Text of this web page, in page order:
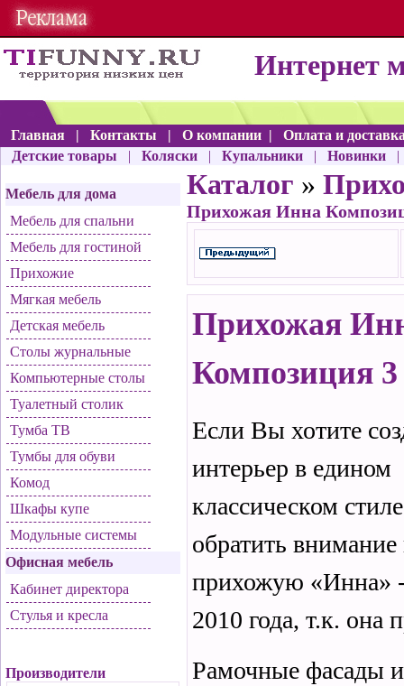
Интернет
Главная | Контакты | О компании |
Оплата и
Детские товары
| Коляски | Купальники | Новинки
Мебель для дома
Мебель для спальни
Мебель для гостиной
Прихожие
Мягкая мебель
Детская мебель
Столы журнальные
Компьютерные столы
Туалетный столик
Тумба ТВ
Тумбы для обуви
Комод
Шкафы купе
Модульные системы
Офисная мебель
Кабинет директора
Стулья и кресла
Производители
Каталог »
Прихожая Инна
Прихожая
Композиция 3
Если Вы хотите
интерьер в едином
классическом
обратить внимание
прихожую «Инна»
2010 года, т.к.
Рамочные фасады